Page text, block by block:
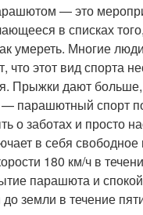
— это
в списках
умереть. Многие
что этот вид спорта
Прыжки дают
парашютный спорт
о заботах и просто
в себя
180 км/ч в
парашюта и
земли в течение